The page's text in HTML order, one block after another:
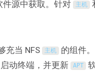
件源中获取。针对 主机
充当 NFS 主机 的组件
动终端，并更新 APT